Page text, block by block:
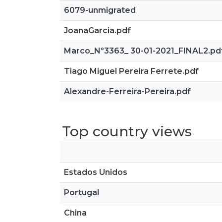
6079-unmigrated
JoanaGarcia.pdf
Marco_Nº3363_ 30-01-
Tiago Miguel Pereira Ferrete.pdf
Alexandre-Ferreira-Pereira.pdf
Top country views
Estados Unidos
Portugal
China